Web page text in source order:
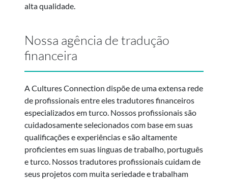
alta qualidade.
Nossa agência de tradução
financeira
A Cultures Connection dispõe de uma extensa rede
de profissionais entre eles tradutores financeiros
especializados em turco. Nossos profissionais são
cuidadosamente selecionados com base em suas
qualificações e experiências e são altamente
proficientes em suas línguas de trabalho, português
e turco. Nossos tradutores profissionais cuidam de
seus projetos com muita seriedade e trabalham